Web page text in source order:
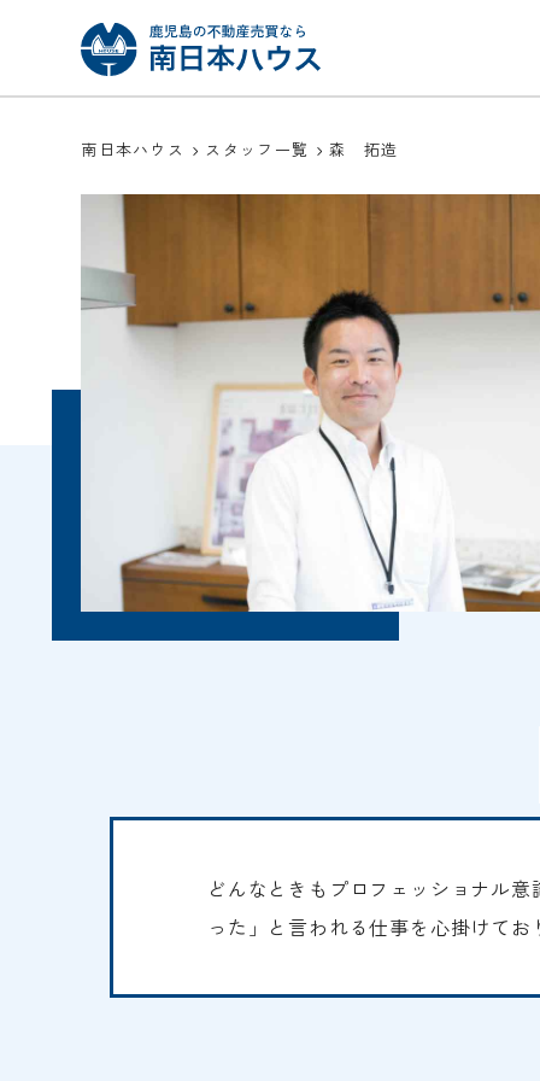
南日本ハウス スタッフ一覧 森 拓造
どんなときもプロフェッショナル
った」と言われる仕事を心掛けて